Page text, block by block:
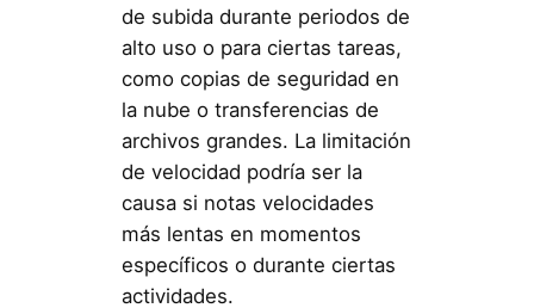
de subida durante periodos de
alto uso o para ciertas tareas,
como copias de seguridad en
la nube o transferencias de
archivos grandes. La limitación
de velocidad podría ser la
causa si notas velocidades
más lentas en momentos
específicos o durante ciertas
actividades.